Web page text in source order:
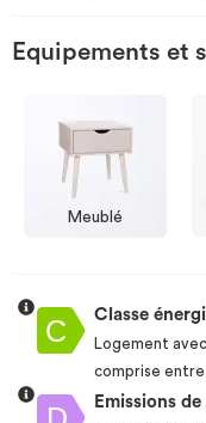
Equipements et
Meublé
Classe
Logement
comprise entre
Emissions